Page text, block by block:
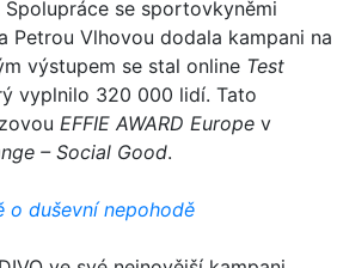
se sportovkyněmi
Petrou Vlhovou dodala kampani na
výstupem se stal online Test
vyplnilo 320 000 lidí. Tato
EFFIE AWARD Europe v
– Social Good.
o duševní nepohodě